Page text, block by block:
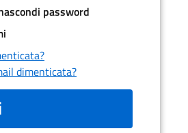
password
dimenticata?